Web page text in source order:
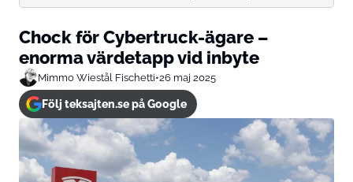
Chock för Cybertruck-ägare –
enorma värdetapp vid inbyte
Mimmo Wiestål Fischetti•26 maj 2025
Följ teksajten.se på Google